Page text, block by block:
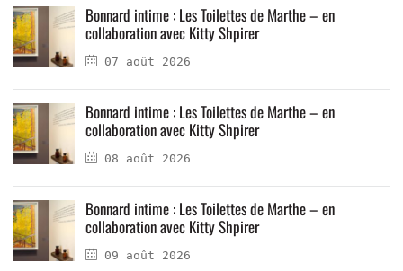
07 août 2026
Bonnard intime : Les Toilettes de Marthe – en
collaboration avec Kitty Shpirer
08 août 2026
Bonnard intime : Les Toilettes de Marthe – en
collaboration avec Kitty Shpirer
09 août 2026
Bonnard intime : Les Toilettes de Marthe – en
collaboration avec Kitty Shpirer